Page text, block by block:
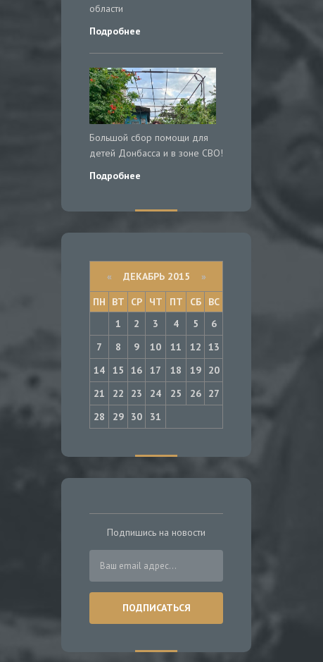
области
Подробнее
Большой сбор помощи для
детей Донбасса и в зоне СВО!
Подробнее
« ДЕКАБРЬ 2015 »
ПН
ВТ СР ЧТ ПТ СБ
ВС
1
2 3 4 5
6
7
8 9 10 11 12
13
14
15 16 17 18 19
20
21
22 23 24 25 26
27
28
29 30 31
Подпишись на новости